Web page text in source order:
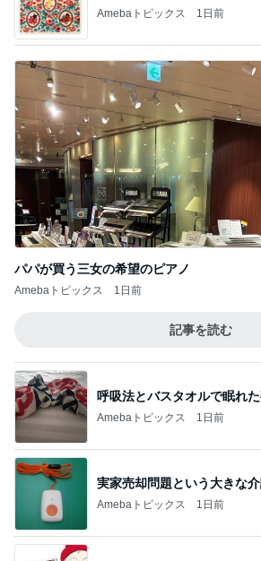
Amebaトピックス 1日前
パパが買う三女の希望のピアノ
Amebaトピックス 1日前
記事を読む
呼吸法とバスタオルで眠れ
Amebaトピックス 1日前
実家売却問題という大きな
Amebaトピックス 1日前